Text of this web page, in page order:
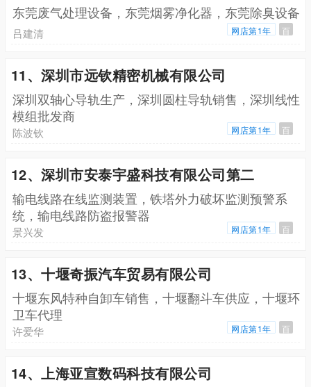
东莞废气处理设备，东莞烟雾净化器，东莞除臭设备
吕建清 网店第1年 百
11、深圳市远钦精密机械有限公司
深圳双轴心导轨生产，深圳圆柱导轨销售，深圳线性
模组批发商
陈波钦 网店第1年 百
12、深圳市安泰宇盛科技有限公司第二
输电线路在线监测装置，铁塔外力破坏监测预警系
统，输电线路防盗报警器
景兴发 网店第1年 百
13、十堰奇振汽车贸易有限公司
十堰东风特种自卸车销售，十堰翻斗车供应，十堰环
卫车代理
许爱华 网店第1年 百
14、上海亚宣数码科技有限公司